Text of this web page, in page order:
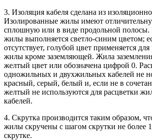
3. Изоляция кабеля сделана из
Изолированные жилы имеют
сплошную или в виде продольной полосы.
жилы выполняется светло-синим цветом;
отсутствует, голубой цвет применяется
жилы кроме заземляющей. Жила
желтый цвет или обозначена цифрой 0.
одножильных и двухжильных кабелей не
красный, серый, белый и, если не в
желтый не используются для расцветки
кабелей.
4. Скрутка производится таким образом,
жилы скручены с шагом скрутки не более
скрутке.